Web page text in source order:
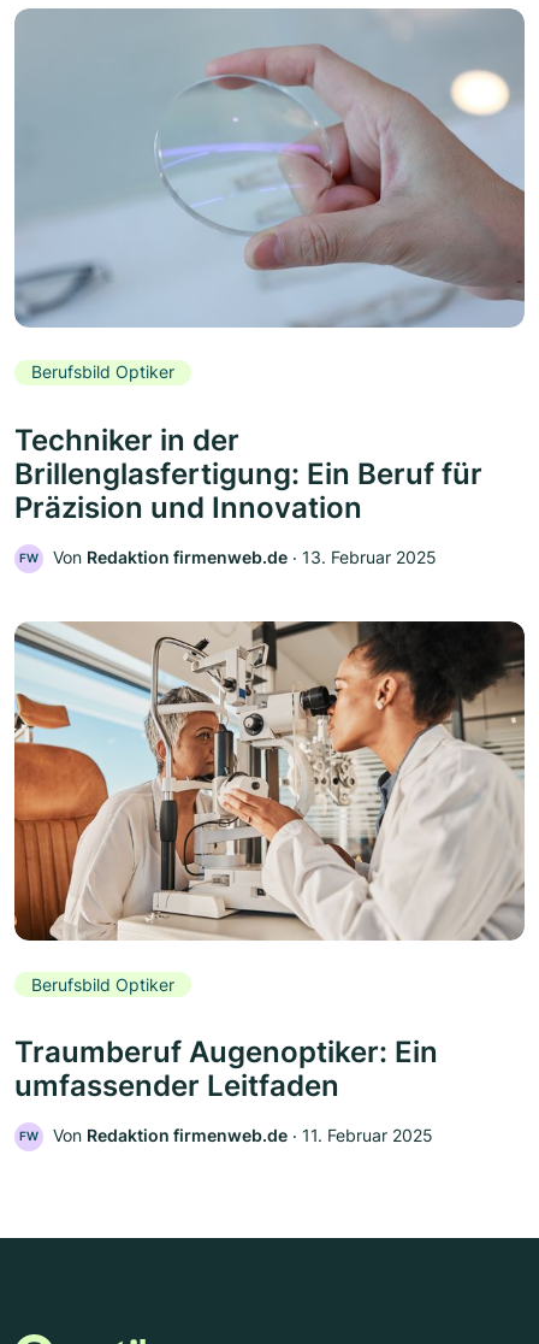
Berufsbild Optiker
Techniker in der
Brillenglasfertigung: Ein Beruf für
Präzision und Innovation
FW Von Redaktion firmenweb.de ‧ 13. Februar 2025
Berufsbild Optiker
Traumberuf Augenoptiker: Ein
umfassender Leitfaden
FW Von Redaktion firmenweb.de ‧ 11. Februar 2025